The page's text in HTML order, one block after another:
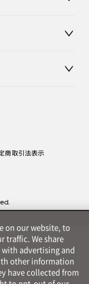
商取引法表示
on our website, to
traffic. We share
advertising and
other information
have collected from